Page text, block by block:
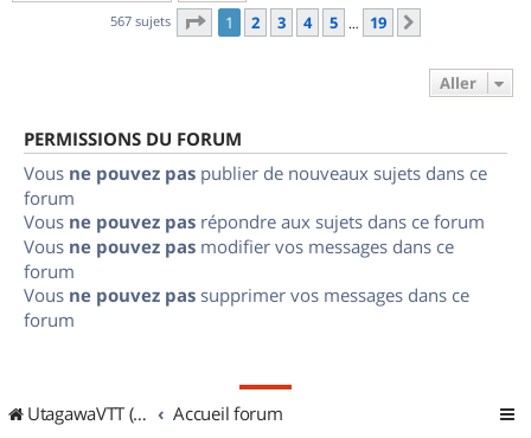
567 sujets Page 1sur
1 2 3 4 5 … 19
Aller
PERMISSIONS DU FORUM
Vous ne pouvez pas publier de nouveaux sujets dans ce
forum
Vous ne pouvez pas répondre aux sujets dans ce forum
Vous ne pouvez pas modifier vos messages dans ce
forum
Vous ne pouvez pas supprimer vos messages dans ce
forum
UtagawaVTT (Randos VTT et VTTAE avec traces GPS) Accueil forum